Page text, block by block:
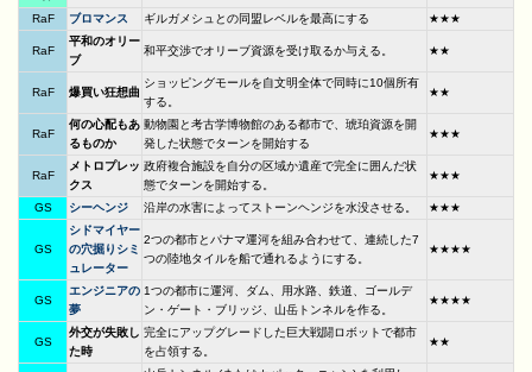
RaF
ブロマンス ギルガメシュとの同盟レベルを最高にする ★★★
RaF
平和のオリー
ブ
和平交渉でオリーブ資源を受け取るか与える。 ★★
RaF 爆買い狂想曲
ショッピングモールを自文明全体で同時に10個所有
する。
★★
RaF
何の心配もあ
るものか
動物園と考古学博物館のある都市で、琥珀資源を開
発した状態でターンを開始する
★★★
RaF
メトロプレッ
クス
政府複合施設を自分の区域か遺産で完全に囲んだ状
態でターンを開始する。
★★★
GS シーヘンジ 沿岸の水害によってストーンヘンジを水没させる。 ★★★
GS
シドマイヤー
の穴掘りシミ
ュレーター
2つの都市とパナマ運河を組み合わせて、連続した7
つの陸地タイルを船で通れるようにする。
★★★★
GS
エンジニアの
夢
1つの都市に運河、ダム、用水路、鉄道、ゴールデ
ン・ゲート・ブリッジ、山岳トンネルを作る。
★★★★
GS
外交が失敗し
た時
完全にアップグレードした巨大戦闘ロボットで都市
を占領する。
★★